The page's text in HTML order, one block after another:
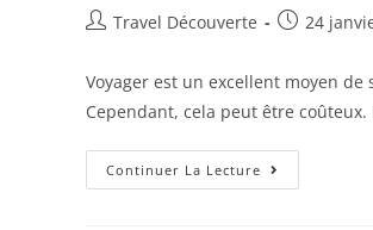
Travel Découverte 24
Voyager est un excellent moyen
Cependant, cela peut être
Continuer La Lecture